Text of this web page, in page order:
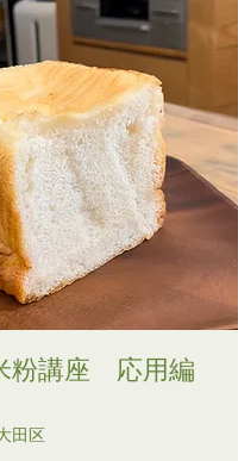
粉講座 応用編
田区